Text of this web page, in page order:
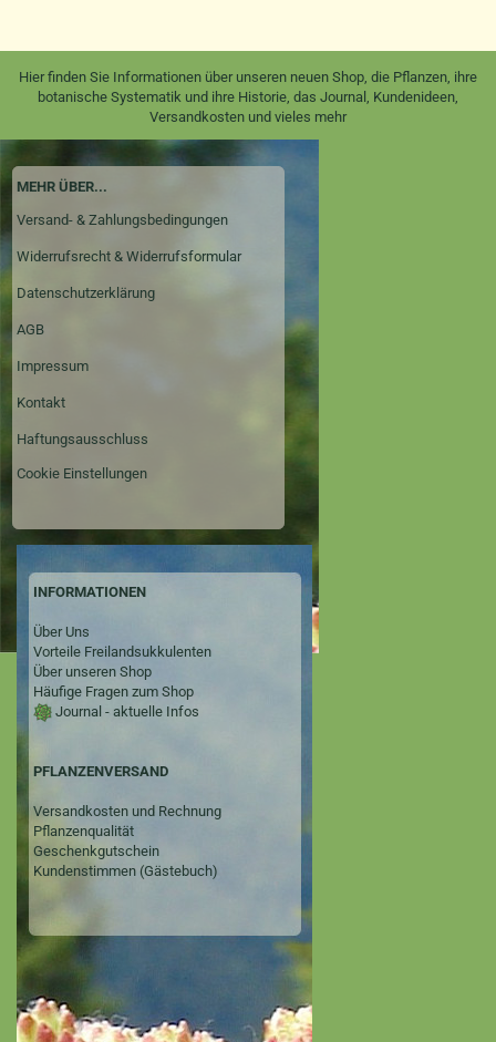
Hier finden Sie Informationen über unseren neuen Shop, die Pflanzen, ihre
botanische Systematik und ihre Historie, das Journal, Kundenideen,
Versandkosten und vieles mehr
MEHR ÜBER...
Versand- & Zahlungsbedingungen
Widerrufsrecht & Widerrufsformular
Datenschutzerklärung
AGB
Impressum
Kontakt
Haftungsausschluss
Cookie Einstellungen
INFORMATIONEN
Über Uns
Vorteile Freilandsukkulenten
Über unseren Shop
Häufige Fragen zum Shop
Journal - aktuelle Infos
PFLANZENVERSAND
Versandkosten und Rechnung
Pflanzenqualität
Geschenkgutschein
Kundenstimmen (Gästebuch)